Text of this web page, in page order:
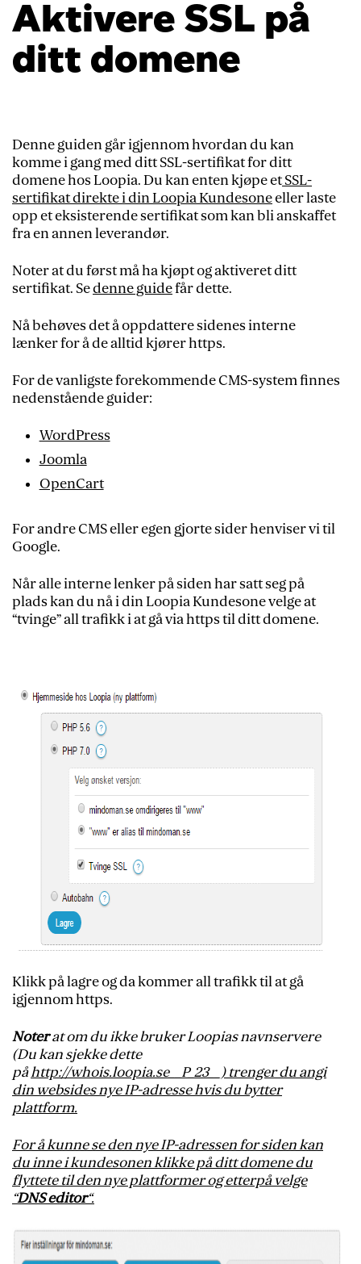
Aktivere SSL på
ditt domene
Denne guiden går igjennom hvordan du kan
komme i gang med ditt SSL-sertifikat for ditt
domene hos Loopia. Du kan enten kjøpe etSSL-
sertifikat direkte i din Loopia Kundesoneeller laste
opp et eksisterende sertifikat som kan bli anskaffet
fra en annen leverandør.
Noter at du først må ha kjøpt og aktiveret ditt
sertifikat. Sedenne guidefår dette.
Nå behøves det å oppdattere sidenes interne
lænker for å de alltid kjører https.
For de vanligste forekommende CMS-system finnes
nedenstående guider:
WordPress
Joomla
OpenCart
For andre CMS eller egen gjorte sider henviser vi til
Google.
Når alle interne lenker på siden har satt seg på
plads kan du nå i din Loopia Kundesone velge at
“tvinge” all trafikk i at gå via https til ditt domene.
Klikk på lagre og da kommer all trafikk til at gå
igjennom https.
Noterat om du ikke bruker Loopias navnservere
(Du kan sjekke dette
påhttp://whois.loopia.se__P_23__) trenger du angi
din websides nye IP-adresse hvis du bytter
plattform.
For å kunne se den nye IP-adressen for siden kan
du inne i kundesonen klikke på ditt domene du
flyttete til den nye plattformer og etterpå velge
“DNS editor“.